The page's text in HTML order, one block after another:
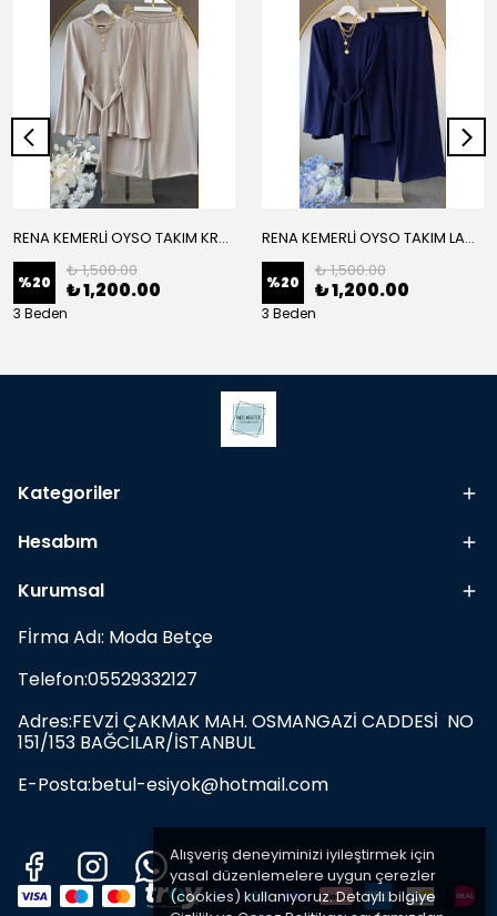
Alışveriş deneyiminizi iyileştirmek için
yasal düzenlemelere uygun çerezler
(cookies) kullanıyoruz. Detaylı bilgiye
RENA KEMERLİ OYSO TAKIM KREM
%20
₺ 1,500.00
₺ 1,200.00
3 Beden
RENA KEMERLİ OYSO TAKIM LACİVERT
%20
₺ 1,500.00
₺ 1,200.00
3 Beden
Kategoriler
Hesabım
Kurumsal
Fİrma Adı: Moda Betçe
Telefon:05529332127
Adres:FEVZİ ÇAKMAK MAH. OSMANGAZİ CADDESİ NO
151/153 BAĞCILAR/İSTANBUL
E-Posta:betul-esiyok@hotmail.com